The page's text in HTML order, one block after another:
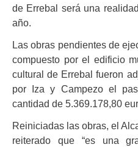
de Errebal será una
año.
Las obras pendientes de
compuesto por el edificio
cultural de Errebal fueron
por Iza y Campezo el
cantidad de 5.369.178,80
Reiniciadas las obras, el
reiterado que “es una